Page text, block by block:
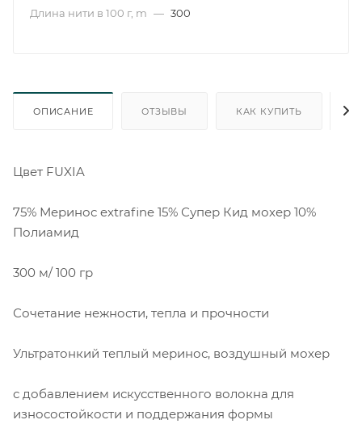
Длина нити в 100 г, m — 300
ОПИСАНИЕ ОТЗЫВЫ КАК КУПИТЬ
Цвет FUXIA
75% Меринос extrafine 15% Супер Кид мохер 10%
Полиамид
300 м/ 100 гр
Сочетание нежности, тепла и прочности
Ультратонкий теплый меринос, воздушный мохер
с добавлением искусственного волокна для
износостойкости и поддержания формы